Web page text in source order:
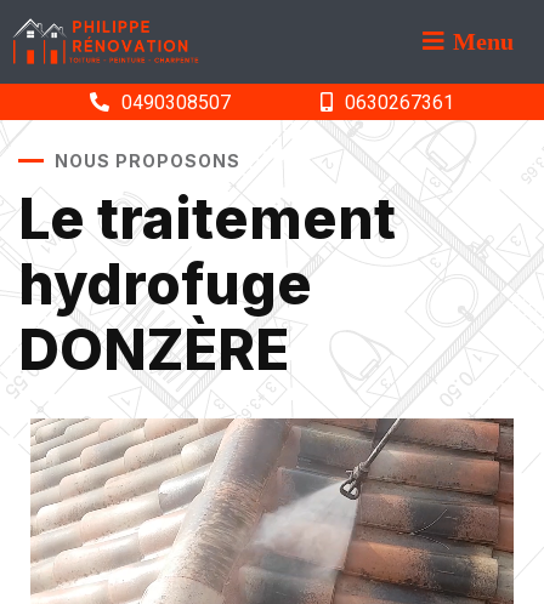
Menu
0490308507 0630267361
NOUS PROPOSONS
Le traitement
hydrofuge
DONZÈRE